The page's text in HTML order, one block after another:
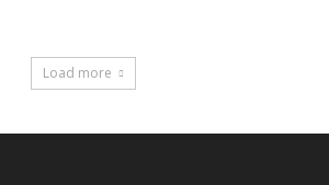
Load more